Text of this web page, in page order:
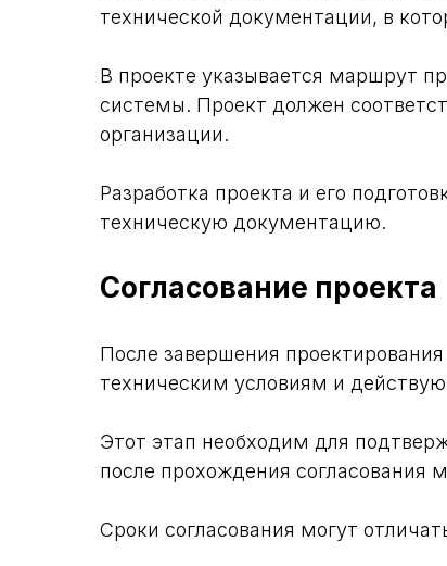
технической документации, в
В проекте указывается маршрут
системы. Проект должен
организации.
Разработка проекта и его
техническую документацию.
Согласование проекта
После завершения
техническим условиям и
Этот этап необходим для
после прохождения согласования
Сроки согласования могут